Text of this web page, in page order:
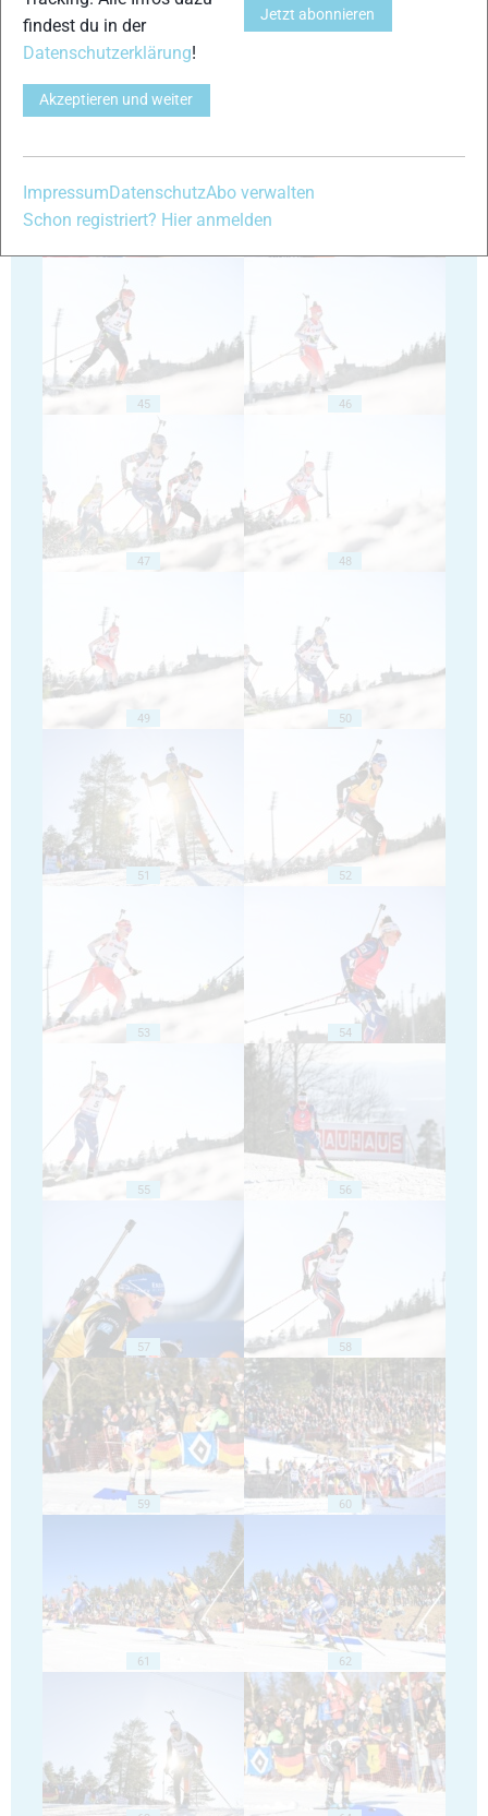
45 46
47 48
49 50
51 52
53 54
55 56
57 58
59 60
61 62
findest du in der
Datenschutzerklärung!
Akzeptieren und weiter
Jetzt abonnieren
Impressum DatenschutzAbo verwalten
Schon registriert? Hier anmelden